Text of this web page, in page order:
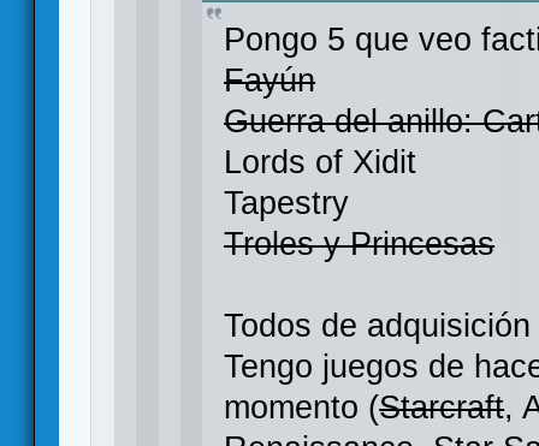
Pongo 5 que veo
Fayún
Guerra del anillo:
Lords of Xidit
Tapestry
Troles y Princesas
Todos de
Tengo juegos de
momento (Starcraft,